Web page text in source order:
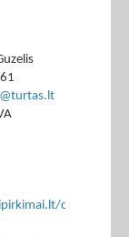
ctm/